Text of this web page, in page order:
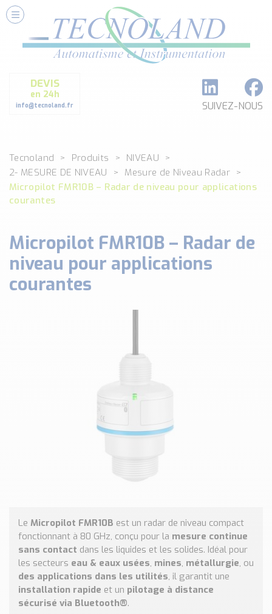
DEVIS
en 24h
info@tecnoland.fr SUIVEZ-NOUS
Nos Services
Conseils et Fourniture
Formation et Assistance
Architecture I-O Link multi fabricants
Classé par catégorie
DEBIT
DETECTION
ENREGISTREUR + ACQUISITION DE DONNEES
Voir toutes les catégories …
Classé par marque
Nos outils et simulateurs
Téléchargement (Logiciels, Documents,..)
Blog
Nos Réalisations
Conseils et Actualités
Catalogue des essentiels pour les brasseries et micro-
brasseries
Tecnoland Produits
NIVEAU
2- MESURE DE NIVEAU
Mesure de Niveau Radar
Micropilot FMR10B – Radar de niveau pour applications
courantes
Micropilot FMR10B – Radar de
niveau pour applications
courantes
Le Micropilot FMR10B est un radar de niveau compact
fonctionnant à 80 GHz, conçu pour la mesure continue
sans contact dans les liquides et les solides. Idéal pour
les secteurs eau & eaux usées, mines, métallurgie, ou
des applications dans les utilités, il garantit une
installation rapide et un pilotage à distance
sécurisé via Bluetooth®.